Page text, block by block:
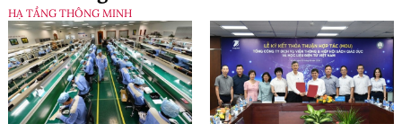
HẠ TẦNG THÔNG MINH